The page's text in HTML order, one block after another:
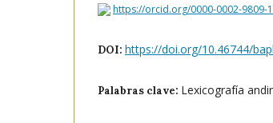
https://orcid.org/0000-0002-9809-
DOI: https://doi.org/10.46744/
Palabras clave: Lexicografía